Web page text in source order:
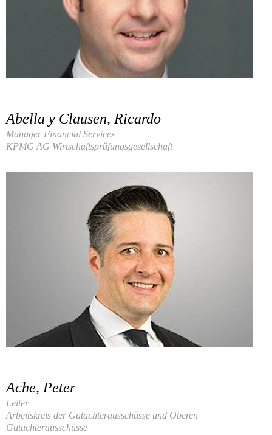
Abella y Clausen, Ricardo
Manager Financial Services
KPMG AG Wirtschaftsprüfungsgesellschaft
Ache, Peter
Leiter
Arbeitskreis der Gutachterausschüsse und Oberen
Gutachterausschüsse